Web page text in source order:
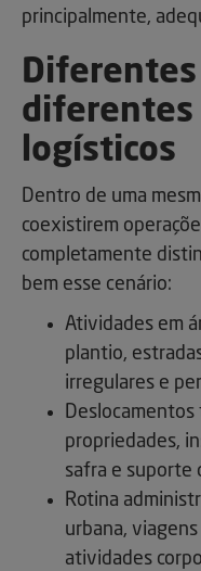
principalmente,
Diferentes
diferentes
logísticos
Dentro de uma
coexistirem
completamente
bem esse cenário:
Atividades em
plantio,
irregulares e
propriedades,
safra e suporte
Rotina
urbana,
atividades